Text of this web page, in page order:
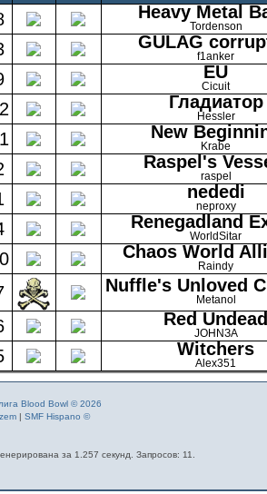
Heavy Metal
Tordenson
GULAG
f1anker
EU
Cicuit
Гладиатор
Hessler
New
Krabe
Raspel's
raspel
nededi
neproxy
Renegadland
WorldSitar
Chaos World
Raindy
Nuffle's Unloved
Metanol
Red
JOHNЗA
Witchers
Alex351
Blood Bowl © 2026
| SMF Hispano ©
за 1.257 секунд. Запросов: 11.